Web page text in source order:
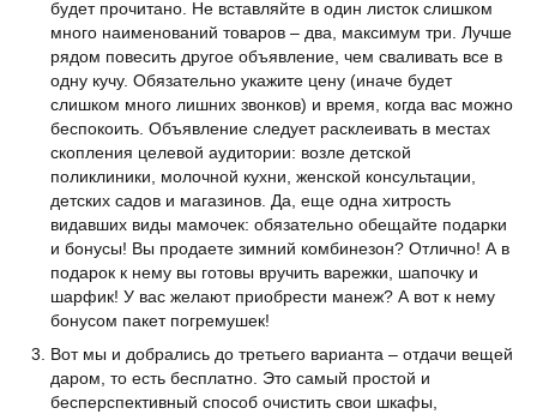
будет прочитано. Не вставляйте в один листок слишком
много наименований товаров – два, максимум три. Лучше
рядом повесить другое объявление, чем сваливать все в
одну кучу. Обязательно укажите цену (иначе будет
слишком много лишних звонков) и время, когда вас можно
беспокоить. Объявление следует расклеивать в местах
скопления целевой аудитории: возле детской
поликлиники, молочной кухни, женской консультации,
детских садов и магазинов. Да, еще одна хитрость
видавших виды мамочек: обязательно обещайте подарки
и бонусы! Вы продаете зимний комбинезон? Отлично! А в
подарок к нему вы готовы вручить варежки, шапочку и
шарфик! У вас желают приобрести манеж? А вот к нему
бонусом пакет погремушек!
Вот мы и добрались до третьего варианта – отдачи вещей
даром, то есть бесплатно. Это самый простой и
бесперспективный способ очистить свои шкафы,